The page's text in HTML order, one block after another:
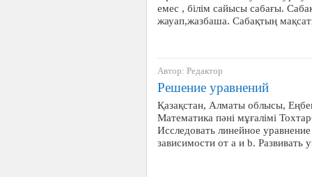
емес , білім сайысы сабағы.
жауап,жазбаша. Сабақтың
Автор: Редактор
Решение уравнений
Қазақстан, Алматы облысы,
Математика пәні мұғалімі
Исследовать линейное
зависимости от а и b. Развивать